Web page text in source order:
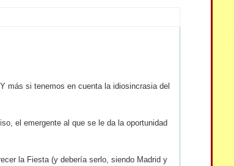
más si tenemos en cuenta la idiosincrasia del
el emergente al que se le da la oportunidad
la Fiesta (y debería serlo, siendo Madrid y